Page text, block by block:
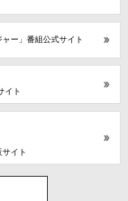
ー」番組公式サイト
イト
イト